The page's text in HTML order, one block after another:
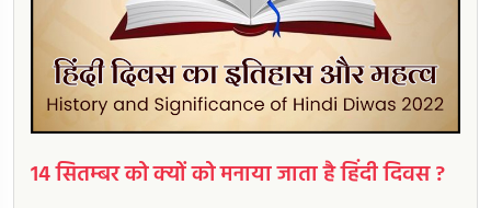
14 सितम्बर को क्यों को मनाया जाता है हिंदी दिवस ?